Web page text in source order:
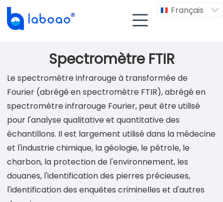
Français 

Spectromètre FTIR
Le spectromètre infrarouge à transformée de
Fourier (abrégé en spectromètre FTIR), abrégé en
spectromètre infrarouge Fourier, peut être utilisé
pour l'analyse qualitative et quantitative des
échantillons. Il est largement utilisé dans la médecine
et l'industrie chimique, la géologie, le pétrole, le
charbon, la protection de l'environnement, les
douanes, l'identification des pierres précieuses,
l'identification des enquêtes criminelles et d'autres